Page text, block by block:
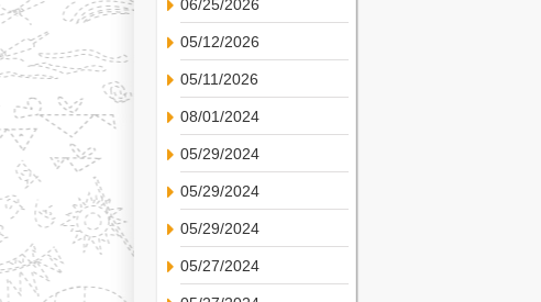
06/25/2026
05/12/2026
05/11/2026
08/01/2024
05/29/2024
05/29/2024
05/29/2024
05/27/2024